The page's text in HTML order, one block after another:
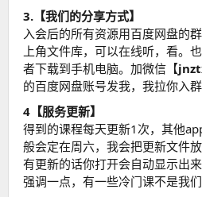
3.【我们的分享方式】
入会后的所有资源用百度网盘的
上角文件库，可以在线听，看。
者下载到手机电脑。加微信【
的百度网盘账号发我，我拉你入群
4【服务更新】
得到的课程每天更新1次，其他
般会定在周六，我会把更新文件
有更新的话你打开会自动显示出
强调一点，有一些冷门课不是我